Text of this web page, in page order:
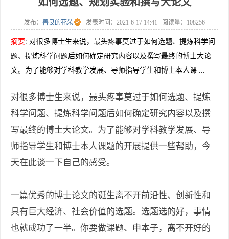
»
发布： 善良的花朵 发表时间： 2021-6-17 14:41 阅读量： 108256
摘要: 对很多博士生来说，最头疼事莫过于如何选题、提炼科学问
题、提炼科学问题后如何确定研究内容以及撰写最终的博士大论
文。为了能够对学科教学发展、导师指导学生和博士本人课 ...
对很多博士生来说，最头疼事莫过于如何选题、提炼
科学问题、提炼科学问题后如何确定研究内容以及撰
写最终的博士大论文。为了能够对学科教学发展、导
师指导学生和博士本人课题的开展提供一些帮助，今
天在此谈一下自己的感受。
一篇优秀的博士论文的诞生离不开前沿性、创新性和
具有巨大经济、社会价值的选题。选题选的好，事情
也就成功了一半。你要做课题、申本子，离不开好的